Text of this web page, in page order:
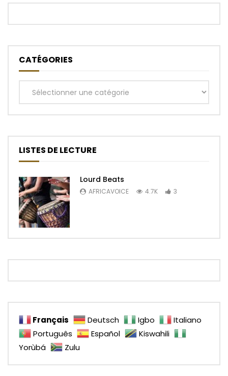
CATÉGORIES
Catégories
LISTES DE LECTURE
Lourd Beats
AFRICAVOICE 4.7K 3
Français Deutsch Igbo
Italiano
Português
Español
Kiswahili
Yorùbá
Zulu